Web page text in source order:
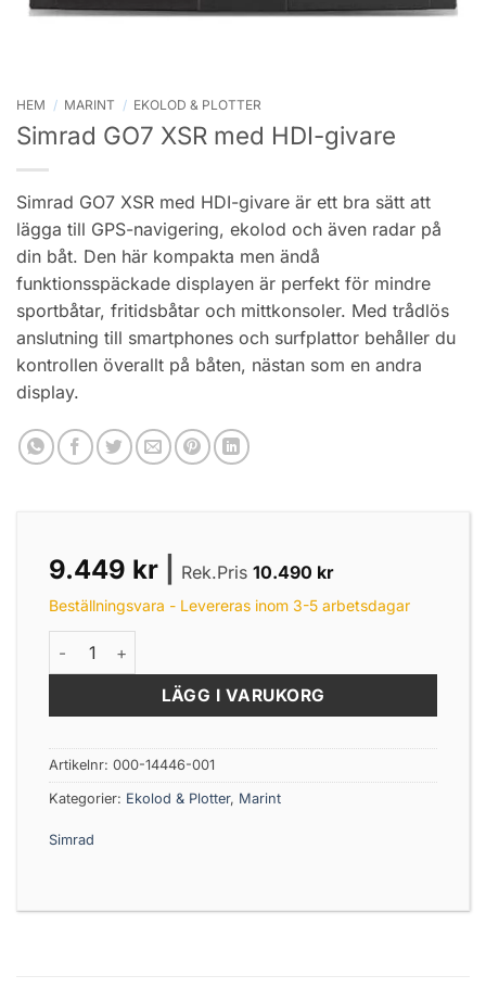
HEM / MARINT / EKOLOD & PLOTTER
Simrad GO7 XSR med HDI-givare
Simrad GO7 XSR med HDI-givare är ett bra sätt att
lägga till GPS-navigering, ekolod och även radar på
din båt. Den här kompakta men ändå
funktionsspäckade displayen är perfekt för mindre
sportbåtar, fritidsbåtar och mittkonsoler. Med trådlös
anslutning till smartphones och surfplattor behåller du
kontrollen överallt på båten, nästan som en andra
display.
9.449 kr Rek.Pris 10.490 kr
Beställningsvara - Levereras inom 3-5 arbetsdagar
Simrad GO7 XSR med HDI-givare mängd
LÄGG I VARUKORG
Artikelnr: 000-14446-001
Kategorier: Ekolod & Plotter, Marint
Simrad